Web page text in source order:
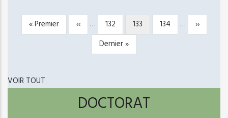
PAGINATION
Première
page
« Premier
Page
précédente
‹‹ … Page
132
Page
courante
133 Page
134 …
Page
suivante
››
Dernière
page
Dernier »
VOIR TOUT
DOCTORAT